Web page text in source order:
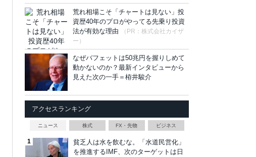
荒れ相場こそ「チャートは見ない」投
資歴40年のプロがやってる先乗り投資
法が有効な理由
（PR：株式会社カイザ
ー）
なぜバフェットは50兆円を握りしめて
動かないのか？最新インタビューから
見えた次の一手＝栫井駿介
アクセスランキング
ニュース 株式 FX・先物 ビジネス
貧乏人は水を飲むな。「水道民営化」
を推進するIMF、次のターゲットは日